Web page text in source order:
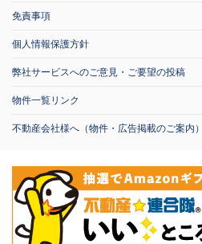
免責事項
個人情報保護方針
弊社サービスへのご意見・ご要望の投稿
物件一覧リンク
不動産会社様へ（物件・広告掲載のご案内）